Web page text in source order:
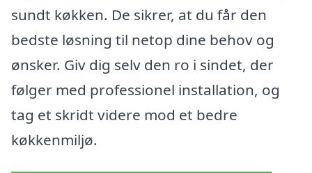
sundt køkken. De sikrer, at du får den
bedste løsning til netop dine behov og
ønsker. Giv dig selv den ro i sindet, der
følger med professionel installation, og
tag et skridt videre mod et bedre
køkkenmiljø.